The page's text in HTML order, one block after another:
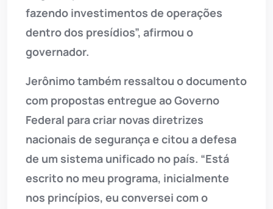
fazendo investimentos de operações
dentro dos presídios”, afirmou o
governador.
Jerônimo também ressaltou o documento
com propostas entregue ao Governo
Federal para criar novas diretrizes
nacionais de segurança e citou a defesa
de um sistema unificado no país. “Está
escrito no meu programa, inicialmente
nos princípios, eu conversei com o